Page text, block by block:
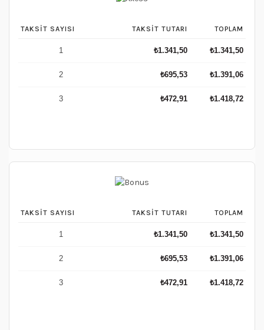
TAKSIT SAYISI TAKSIT TUTARI TOPLAM
1 ₺1.341,50 ₺1.341,50
2 ₺695,53 ₺1.391,06
3 ₺472,91 ₺1.418,72
TAKSIT SAYISI TAKSIT TUTARI TOPLAM
1 ₺1.341,50 ₺1.341,50
2 ₺695,53 ₺1.391,06
3 ₺472,91 ₺1.418,72